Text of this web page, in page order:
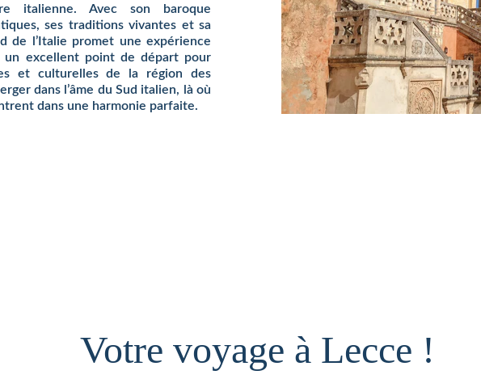
italienne. Avec son baroque
ses traditions vivantes et sa
de l’Italie promet une expérience
un excellent point de départ pour
et culturelles de la région des
dans l’âme du Sud italien, là où
dans une harmonie parfaite.
Votre voyage à Lecce !